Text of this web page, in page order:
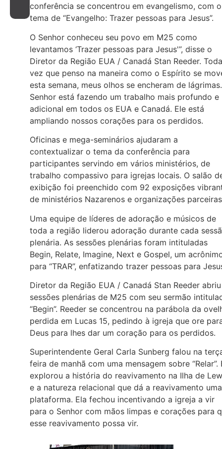
conferência se concentrou em evangelismo, com o
tema de “Evangelho: Trazer pessoas para Jesus”.
O Senhor conheceu seu povo em M25 como
levantamos ‘Trazer pessoas para Jesus'”, disse o
Diretor da Região EUA / Canadá Stan Reeder. Toda
vez que penso na maneira como o Espírito se
esta semana, meus olhos se encheram de
Senhor está fazendo um trabalho mais profundo e
adicional em todos os EUA e Canadá. Ele está
ampliando nossos corações para os perdidos.
Oficinas e mega-seminários ajudaram a
contextualizar o tema da conferência para
participantes servindo em vários ministérios, de
trabalho compassivo para igrejas locais. O salão
exibição foi preenchido com 92 exposições
de ministérios Nazarenos e organizações
Uma equipe de líderes de adoração e músicos de
toda a região liderou adoração durante cada
plenária. As sessões plenárias foram intituladas
Begin, Relate, Imagine, Next e Gospel, um
para “TRAR”, enfatizando trazer pessoas para
Diretor da Região EUA / Canadá Stan Reeder
sessões plenárias de M25 com seu sermão
“Begin”. Reeder se concentrou na parábola da
perdida em Lucas 15, pedindo à igreja que ore
Deus para lhes dar um coração para os perdidos.
Superintendente Geral Carla Sunberg falou na
feira de manhã com uma mensagem sobre “Relar”.
explorou a história do reavivamento na Ilha de
e a natureza relacional que dá a reavivamento uma
plataforma. Ela fechou incentivando a igreja a vir
para o Senhor com mãos limpas e corações para
esse reavivamento possa vir.